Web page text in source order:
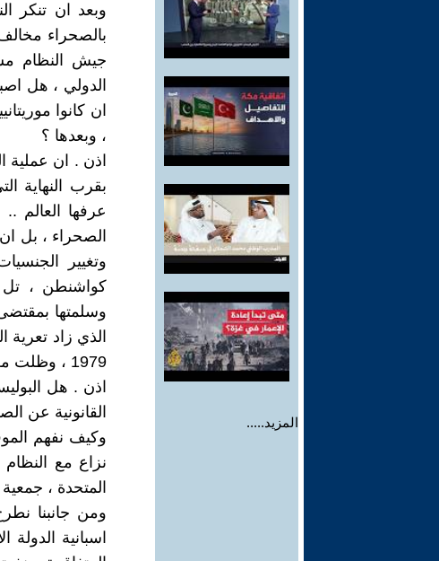
المزيد.....
وبعد ان تنكر
بالصحراء
جيش النظام
الدولي ، هل
، وبعدها ؟
اذن . ان عملية
بقرب النهاية
عرفها العالم
الصحراء ، بل
وتغيير
كواشنطن ، تل
وسلمتها
الذي زاد
1979 ، وظلت من سنة 1975 تسيطر وتحتل " الگويرة " ..
اذن . هل
القانونية عن
وكيف نفهم
المتحدة ،
ومن جانبنا
اسبانية